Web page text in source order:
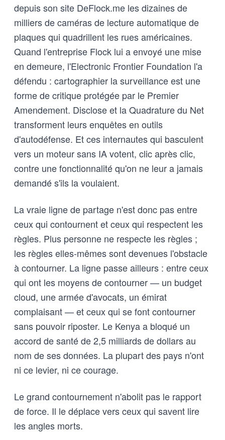
depuis son site DeFlock.me les dizaines de
milliers de caméras de lecture automatique de
plaques qui quadrillent les rues américaines.
Quand l'entreprise Flock lui a envoyé une mise
en demeure, l'Electronic Frontier Foundation l'a
défendu : cartographier la surveillance est une
forme de critique protégée par le Premier
Amendement. Disclose et la Quadrature du Net
transforment leurs enquêtes en outils
d'autodéfense. Et ces internautes qui basculent
vers un moteur sans IA votent, clic après clic,
contre une fonctionnalité qu'on ne leur a jamais
demandé s'ils la voulaient.
La vraie ligne de partage n'est donc pas entre
ceux qui contournent et ceux qui respectent les
règles. Plus personne ne respecte les règles ;
les règles elles-mêmes sont devenues l'obstacle
à contourner. La ligne passe ailleurs : entre ceux
qui ont les moyens de contourner — un budget
cloud, une armée d'avocats, un émirat
complaisant — et ceux qui se font contourner
sans pouvoir riposter. Le Kenya a bloqué un
accord de santé de 2,5 milliards de dollars au
nom de ses données. La plupart des pays n'ont
ni ce levier, ni ce courage.
Le grand contournement n'abolit pas le rapport
de force. Il le déplace vers ceux qui savent lire
les angles morts.